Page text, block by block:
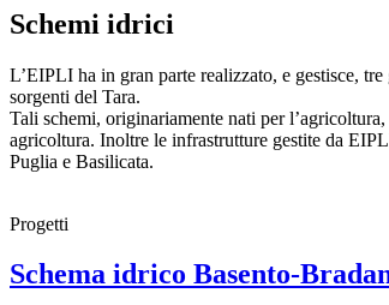
Schemi idrici
L’EIPLI ha in gran parte realizzato, e gestisce,
sorgenti del Tara.
Tali schemi, originariamente nati per
agricoltura. Inoltre le infrastrutture gestite da
Puglia e Basilicata.
Progetti
Schema idrico Basento-